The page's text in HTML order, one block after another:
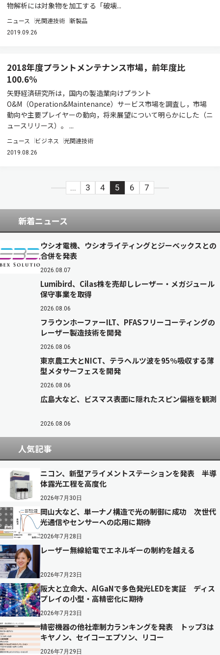
物解析には対象物を加工する「破壊...
ニュース 光関連技術 新製品
2019.09.26
2018年度プラントメンテナンス市場，前年度比
100.6%
矢野経済研究所は，国内の製造業向けプラント
O&M（Operation&Maintenance）サービス市場を調査し，市場
動向や主要プレイヤーの動向，将来展望について明らかにした（ニ
ュースリリース）。 ...
ニュース ビジネス 光関連技術
2019.08.26
... 3 4 5 6 7
新着ニュース
ウシオ電機、ウシオライティングとジーベックスとの
合併を発表
2026.08.07
Lumibird、Cilas株を売却しレーザー・メガジュール
保守事業を取得
2026.08.06
フラウンホーファーILT、PFASフリーコーティングの
レーザー製造技術を開発
2026.08.06
東京農工大とNICT、テラヘルツ波を95％吸収する薄
型メタサーフェスを開発
2026.08.06
広島大など、ビスマス表面に隠れたスピン偏極を観測
2026.08.06
人気記事
ニコン、新型アライメントステーションを発表 半導
体露光工程を高度化
2026年7月30日
岡山大など、単一ナノ構造で光の制御に成功 次世代
光通信やセンサーへの応用に期待
2026年7月28日
レーザー無線給電でエネルギーの制約を越える
2026年7月23日
阪大と立命大、AlGaNで多色発光LEDを実証 ディス
プレイの小型・高精密化に期待
2026年7月23日
精密機器の他社牽制力ランキングを発表 トップ3は
キヤノン、セイコーエプソン、リコー
2026年7月29日